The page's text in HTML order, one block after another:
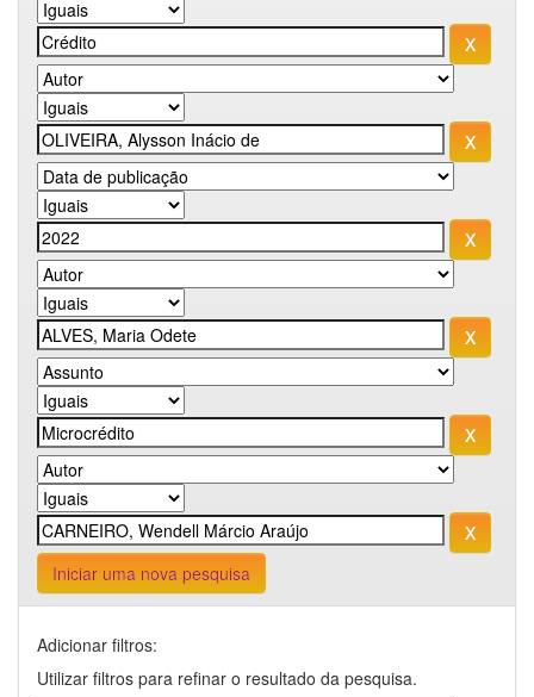
Iniciar uma nova pesquisa
Adicionar filtros:
Utilizar filtros para refinar o resultado da pesquisa.